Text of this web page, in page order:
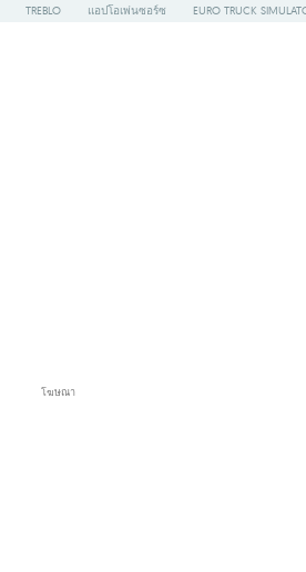
TREBLO แอปโอเพ่นซอร์ซ EURO TRUCK
โฆษณา